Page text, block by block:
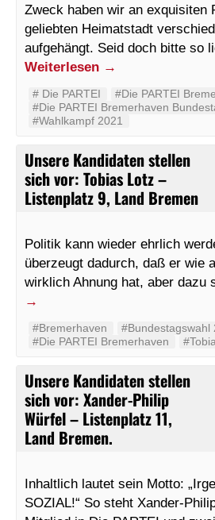
Zweck haben wir an exquisiten
geliebten Heimatstadt
aufgehängt. Seid doch bitte so
Weiterlesen →
#‬ ‪Die PARTEI‬
#Die PARTEI
#Die PARTEI Bremerhaven
#Wahlkampf 2021
Unsere Kandidaten stellen
sich vor: Tobias Lotz –
Listenplatz 9, Land Bremen
Politik kann wieder ehrlich
überzeugt dadurch, daß er wie
wirklich Ahnung hat, aber dazu
→
#Bremerhaven #Bundestagswahl
#Die PARTEI Bremerhaven
Unsere Kandidaten stellen
sich vor: Xander-Philip
Würfel – Listenplatz 11,
Land Bremen.
Inhaltlich lautet sein Motto:
SOZIAL!“ So steht Xander-